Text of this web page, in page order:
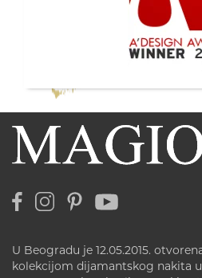
U Beogradu je 12.05.2015.
kolekcijom dijamantskog nakita